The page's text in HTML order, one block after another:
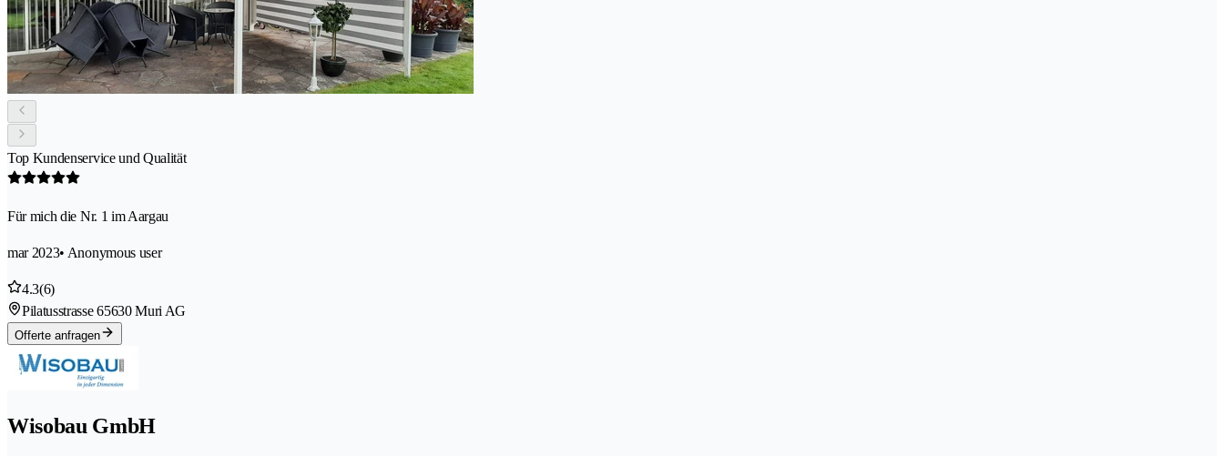
Top Kundenservice und Qualität
Für mich die Nr. 1 im Aargau
mar 2023• Anonymous user
4.3(6)
Pilatusstrasse 65630 Muri AG
Offerte anfragen
Wisobau GmbH